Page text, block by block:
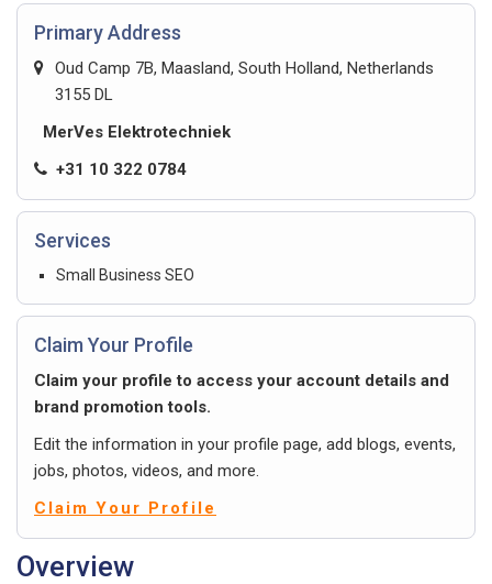
Primary Address
Oud Camp 7B, Maasland, South Holland, Netherlands
3155 DL
MerVes Elektrotechniek
+31 10 322 0784
Services
Small Business SEO
Claim Your Profile
Claim your profile to access your account details and
brand promotion tools.
Edit the information in your profile page, add blogs, events,
jobs, photos, videos, and more.
Claim Your Profile
Overview